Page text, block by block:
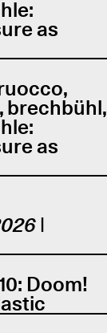
as
brechbühl,
as
|
Doom!